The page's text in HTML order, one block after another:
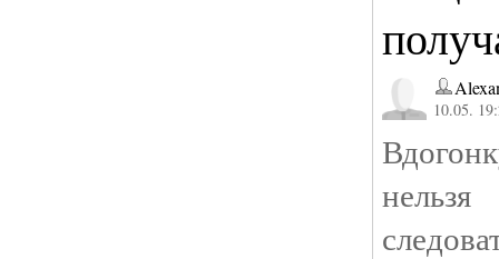
10.05.